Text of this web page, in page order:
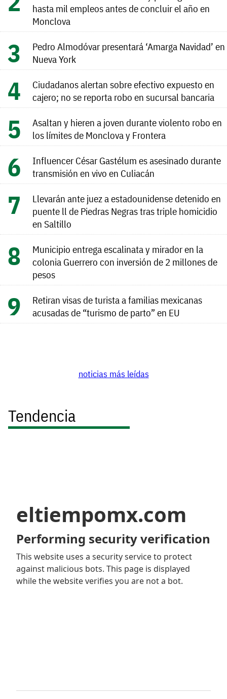
hasta mil empleos antes de concluir el año en
Monclova
Pedro Almodóvar presentará ‘Amarga Navidad’ en
Nueva York
Ciudadanos alertan sobre efectivo expuesto en
cajero; no se reporta robo en sucursal bancaria
Asaltan y hieren a joven durante violento robo en
los límites de Monclova y Frontera
Influencer César Gastélum es asesinado durante
transmisión en vivo en Culiacán
Llevarán ante juez a estadounidense detenido en
puente ll de Piedras Negras tras triple homicidio
en Saltillo
Municipio entrega escalinata y mirador en la
colonia Guerrero con inversión de 2 millones de
pesos
Retiran visas de turista a familias mexicanas
acusadas de “turismo de parto” en EU
noticias más leídas
Tendencia